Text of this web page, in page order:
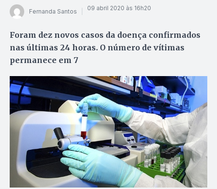
Fernanda Santos 09 abril 2020 às 16h20
Foram dez novos casos da doença confirmados
nas últimas 24 horas. O número de vítimas
permanece em 7